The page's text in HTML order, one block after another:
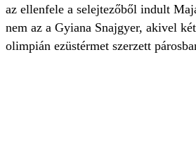
az ellenfele a selejtezőből indult
nem az a Gyiana Snajgyer, akivel
olimpián ezüstérmet szerzett